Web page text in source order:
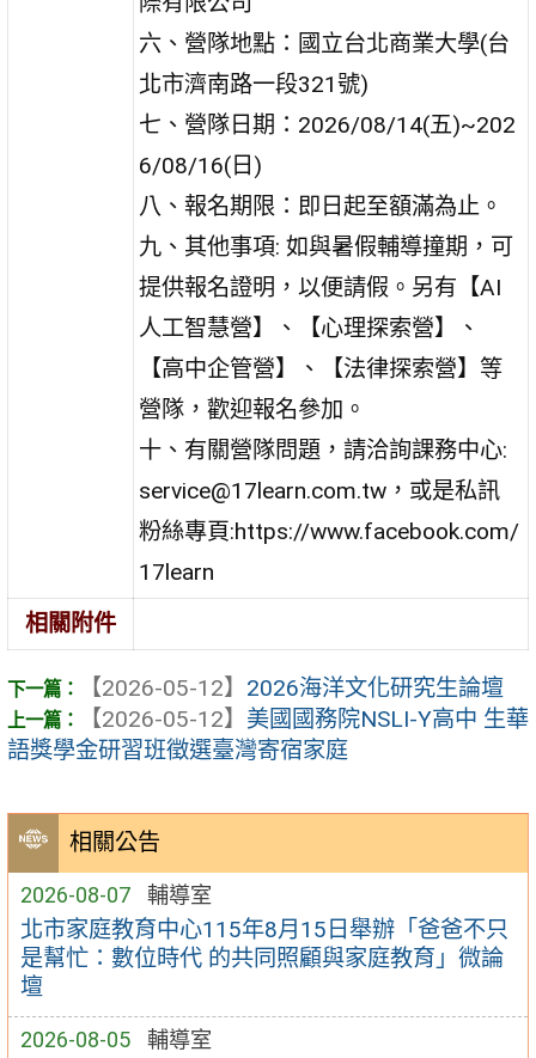
相關公告
2026-08-07 輔導室
北市家庭教育中心115年8月15日舉辦「爸爸不只
是幫忙：數位時代 的共同照顧與家庭教育」微論
壇
2026-08-05 輔導室
六、營隊地點：國立台北商業大學(台
北市濟南路一段321號)
七、營隊日期：2026/08/14(五)~202
6/08/16(日)
八、報名期限：即日起至額滿為止。
九、其他事項: 如與暑假輔導撞期，可
提供報名證明，以便請假。另有【AI
人工智慧營】、【心理探索營】、
【高中企管營】、【法律探索營】等
營隊，歡迎報名參加。
十、有關營隊問題，請洽詢課務中心:
service@17learn.com.tw，或是私訊
粉絲專頁:https://www.facebook.com/
17learn
相關附件
【2026-05-12】 2026海洋文化研究生論壇
【2026-05-12】 美國國務院NSLI-Y高中 生華
語獎學金研習班徵選臺灣寄宿家庭